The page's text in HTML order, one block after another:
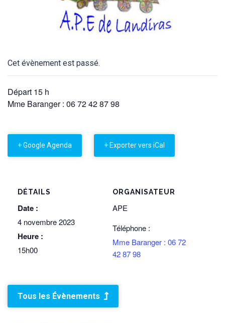
Cet évènement est passé.
Départ 15 h
Mme Baranger : 06 72 42 87 98
+ Google Agenda + Exporter vers iCal
DÉTAILS
Date :
4 novembre 2023
Heure :
15h00
ORGANISATEUR
APE
Téléphone :
Mme Baranger : 06 72
42 87 98
Tous les Évènements